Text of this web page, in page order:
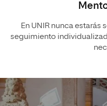
En UNIR nunca estarás
seguimiento